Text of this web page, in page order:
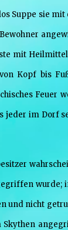
Suppe sie mit
mit
Kopf bis
Feuer
jeder im Dorf
wurde;
und nicht
Skythen